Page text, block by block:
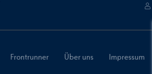
Frontrunner Über uns Impressum